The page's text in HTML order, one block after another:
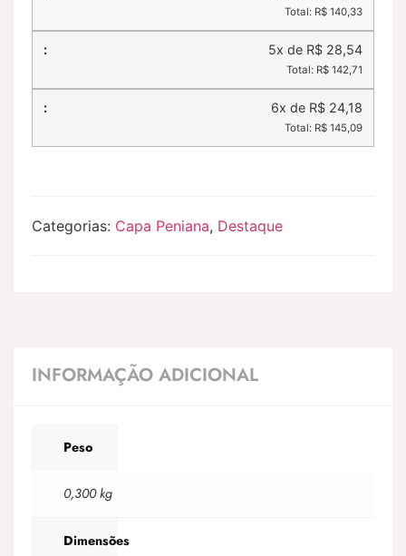
Total: R$ 140,33
5x de R$ 28,54
Total: R$ 142,71
6x de R$ 24,18
Total: R$ 145,09
Categorias: Capa Peniana, Destaque
INFORMAÇÃO ADICIONAL
Peso
0,300 kg
Dimensões